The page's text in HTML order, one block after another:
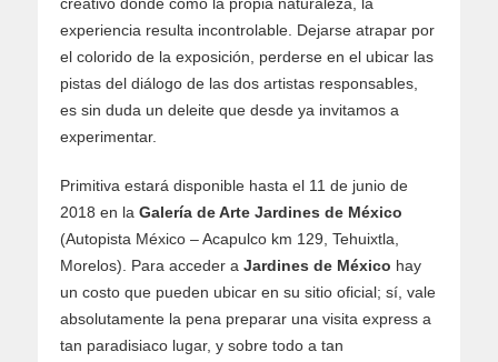
experiencia resulta incontrolable. Dejarse atrapar por
el colorido de la exposición, perderse en el ubicar las
pistas del diálogo de las dos artistas responsables,
es sin duda un deleite que desde ya invitamos a
experimentar.
Primitiva estará disponible hasta el 11 de junio de
2018 en la Galería de Arte Jardines de México
(Autopista México – Acapulco km 129, Tehuixtla,
Morelos). Para acceder a Jardines de México hay
un costo que pueden ubicar en su sitio oficial; sí, vale
absolutamente la pena preparar una visita express a
tan paradisiaco lugar, y sobre todo a tan